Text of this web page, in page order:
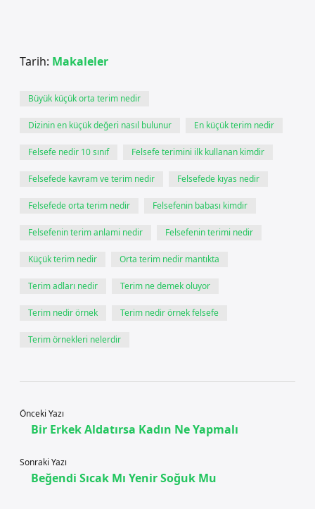
Tarih: Makaleler
Büyük küçük orta terim nedir
Dizinin en küçük değeri nasıl bulunur En küçük terim nedir
Felsefe nedir 10 sınıf Felsefe terimini ilk kullanan kimdir
Felsefede kavram ve terim nedir Felsefede kıyas nedir
Felsefede orta terim nedir Felsefenin babası kimdir
Felsefenin terim anlami nedir Felsefenin terimi nedir
Küçük terim nedir Orta terim nedir mantıkta
Terim adları nedir Terim ne demek oluyor
Terim nedir örnek Terim nedir örnek felsefe
Terim örnekleri nelerdir
Önceki Yazı
Bir Erkek Aldatırsa Kadın Ne Yapmalı
Sonraki Yazı
Beğendi Sıcak Mı Yenir Soğuk Mu